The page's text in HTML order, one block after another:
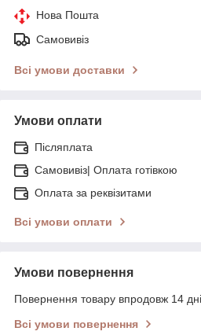
Нова Пошта
Самовивіз
Всі умови доставки
Умови оплати
Післяплата
Самовивіз| Оплата готівкою
Оплата за реквізитами
Всі умови оплати
Умови повернення
Повернення товару впродовж 14
Всі умови повернення